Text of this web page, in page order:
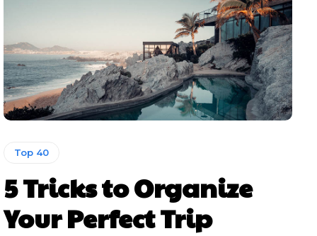
Top 40
5 Tricks to Organize
Your Perfect Trip